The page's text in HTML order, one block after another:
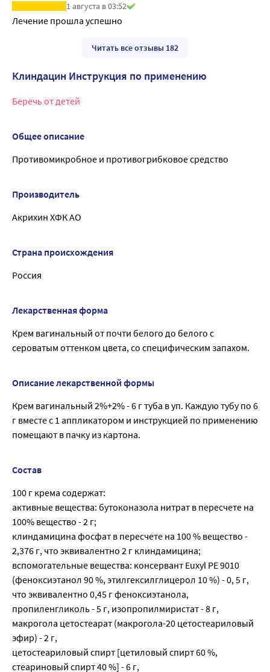
1 августа в 03:52
Лечение прошла успешно
Читать все отзывы 182
Клиндацин Инструкция по применению
Беречь от детей
Общее описание
Противомикробное и противогрибковое средство
Производитель
Акрихин ХФК АО
Страна происхождения
Россия
Лекарственная форма
Крем вагинальный от почти белого до белого с
сероватым оттенком цвета, со специфическим запахом.
Описание лекарственной формы
Крем вагинальный 2%+2% - 6 г туба в уп. Каждую тубу по 6
г вместе с 1 аппликатором и инструкцией по применению
помещают в пачку из картона.
Состав
100 г крема содержат:
активные вещества: бутоконазола нитрат в пересчете на
100% вещество - 2 г;
клиндамицина фосфат в пересчете на 100 % вещество -
2,376 г, что эквивалентно 2 г клиндамицина;
вспомогательные вещества: консервант Euxyl РЕ 9010
(феноксиэтанол 90 %, этилгексилглицерол 10 %) - 0, 5 г,
что эквивалентно 0,45 г феноксиэтанола,
пропиленгликоль - 5 г, изопропилмиристат - 8 г,
макрогола цетостеарат (макрогола-20 цетостеариловый
эфир) - 2 г,
цетостеариловый спирт [цетиловый спирт 60 %,
стеариновый спирт 40 %] - 6 г,